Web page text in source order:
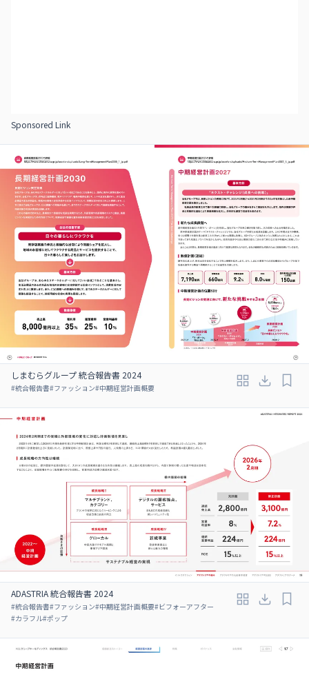
Sponsored Link
しまむらグループ 統合報告書 2024
#統合報告書#ファッション#中期経営計画概要
ADASTRIA 統合報告書 2024
#統合報告書#ファッション#中期経営計画概要#ビフォーアフター
#カラフル#ポップ